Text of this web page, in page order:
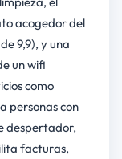
acogedor del
9,9), y una
un wifi
como
personas con
despertador,
facturas,